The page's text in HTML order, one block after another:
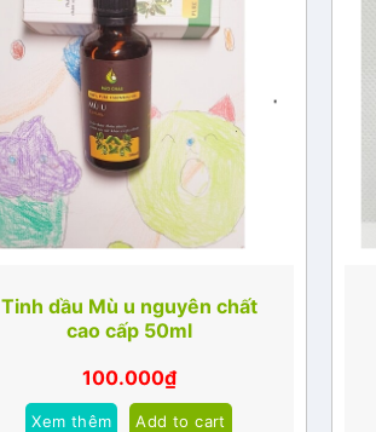
Tinh dầu Mù u nguyên chất
cao cấp 50ml
100.000₫
Xem thêm Add to cart